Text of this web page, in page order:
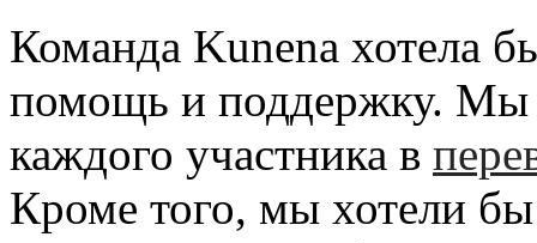
Команда Kunena хотела
помощь и поддержку. Мы
каждого участника в
Кроме того, мы хотели бы